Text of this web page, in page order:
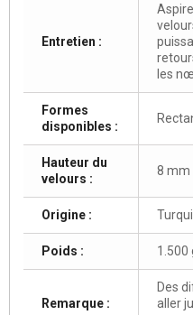
Entretien :
les
Formes
disponibles :
Hauteur du
velours :
8 mm
Origine :
Poids : 1.500
Remarque :
Des
aller